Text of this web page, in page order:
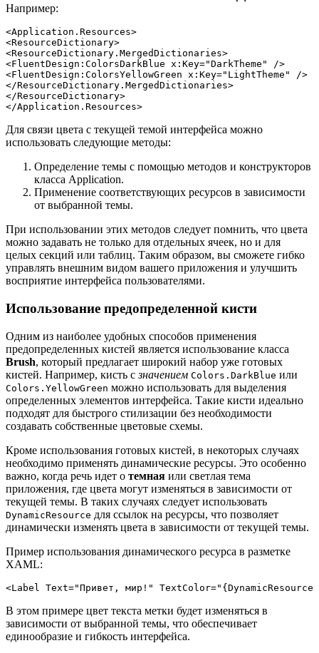
Например:
<Application.Resources>
<ResourceDictionary>
<ResourceDictionary.MergedDictionaries>
<FluentDesign:ColorsDarkBlue x:Key="DarkTheme" />
<FluentDesign:ColorsYellowGreen x:Key="LightTheme" />
</ResourceDictionary.MergedDictionaries>
</ResourceDictionary>
</Application.Resources>
Для связи цвета с текущей темой интерфейса можно
использовать следующие методы:
Определение темы с помощью методов и конструкторов
класса Application.
Применение соответствующих ресурсов в зависимости
от выбранной темы.
При использовании этих методов следует помнить, что цвета
можно задавать не только для отдельных ячеек, но и для
целых секций или таблиц. Таким образом, вы сможете гибко
управлять внешним видом вашего приложения и улучшить
восприятие интерфейса пользователями.
Использование предопределенной кисти
Одним из наиболее удобных способов применения
предопределенных кистей является использование класса
Brush, который предлагает широкий набор уже готовых
кистей. Например, кисть сзначением Colors.DarkBlue или
Colors.YellowGreen можно использовать для выделения
определенных элементов интерфейса. Такие кисти идеально
подходят для быстрого стилизации без необходимости
создавать собственные цветовые схемы.
Кроме использования готовых кистей, в некоторых случаях
необходимо применять динамические ресурсы. Это особенно
важно, когда речь идет о темная или светлая тема
приложения, где цвета могут изменяться в зависимости от
текущей темы. В таких случаях следует использовать
DynamicResource для ссылок на ресурсы, что позволяет
динамически изменять цвета в зависимости от текущей темы.
Пример использования динамического ресурса в разметке
XAML:
<Label Text="Привет, мир!"
В этом примере цвет текста метки будет изменяться в
зависимости от выбранной темы, что обеспечивает
единообразие и гибкость интерфейса.